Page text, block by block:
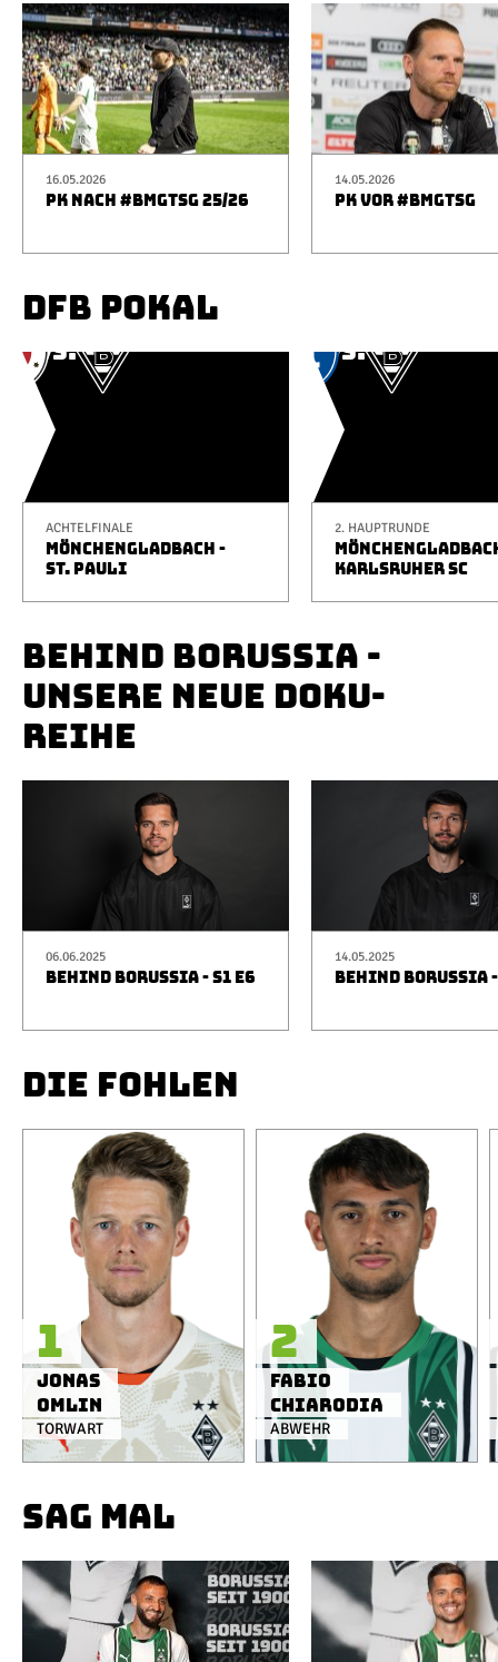
16.05.2026
PK NACH #BMGTSG 25/26
14.05.2026
PK VOR #BMGTSG
DFB POKAL
ACHTELFINALE
MÖNCHENGLADBACH -
ST. PAULI
2. HAUPTRUNDE
KARLSRUHER SC
BEHIND BORUSSIA -
UNSERE NEUE DOKU-
REIHE
06.06.2025
BEHIND BORUSSIA - S1 E6
14.05.2025
BEHIND BORUSSIA
DIE FOHLEN
TORWART
Jonas
Omlin
1
ABWEHR
Fabio
Chiarodia
2
SAG MAL